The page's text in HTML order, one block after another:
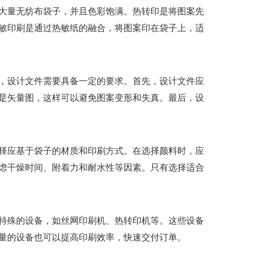
量无纺布袋子，并且色彩饱满。热转印是将图案先
印刷是通过热敏纸的融合，将图案印在袋子上，适
设计文件需要具备一定的要求。首先，设计文件应
矢量图，这样可以避免图案变形和失真。最后，设
应基于袋子的材质和印刷方式。在选择颜料时，应
干燥时间、附着力和耐水性等因素。只有选择适合
殊的设备，如丝网印刷机、热转印机等。这些设备
设备也可以提高印刷效率，快速交付订单。